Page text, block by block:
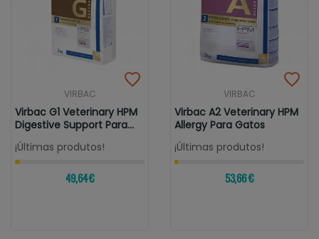
VIRBAC
Virbac G1 Veterinary HPM
Digestive Support Para
Gatos
¡Últimas produtos!
49,64 €
VIRBAC
Virbac A2 Veterinary HPM
Allergy Para Gatos
¡Últimas produtos!
53,66 €